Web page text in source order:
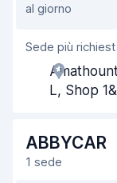
Facile da trovare
Gentilezza degli
Rapidità del ritiro
Pulizia del veicolo
al giorno
Sede più
L, Shop
ABBYCAR
1 sede